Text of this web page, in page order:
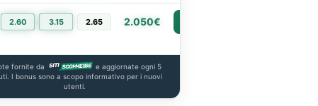
2.60 3.15 2.65 2.050€
fornite da
e aggiornate ogni 5
I bonus sono a scopo informativo per i nuovi
utenti.